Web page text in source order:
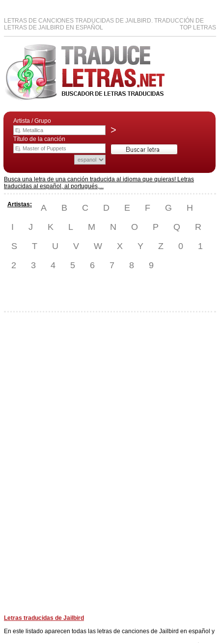
LETRAS DE CANCIONES TRADUCIDAS DE JAILBIRD. TRADUCCIÓN DE
LETRAS DE JAILBIRD EN ESPAÑOL
TOP LETRAS
Artista / Grupo
>
Título de la canción
Busca una letra de una canción traducida al idioma que quieras! Letras
traducidas al español, al portugués,...
Artistas: A B C D E F G
H
I
J K L M N O P Q
R
S
T U V W X Y Z 0
1
2
3 4 5 6 7 8 9
Letras traducidas de Jailbird
En este listado aparecen todas las letras de canciones de Jailbird en español y